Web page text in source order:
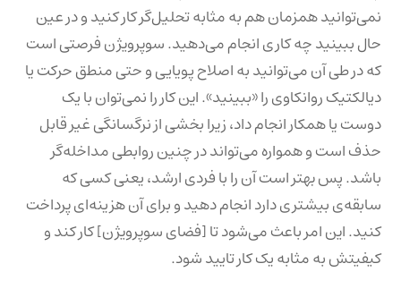
نمی‌توانید همزمان هم به مثابه تحلیل‌گر کار کنید و در عین
حال ببینید چه کاری انجام می‌دهید. سوپرویژن فرصتی است
که در طی آن می‌توانید به اصلاح پویایی و حتی منطق حرکت یا
دیالکتیک روانکاوی را «ببینید». این کار را نمی‌توان با یک
دوست یا همکار انجام داد، زیرا بخشی از نرگسانگی غیر قابل
حذف است و همواره می‌تواند در چنین روابطی مداخله‌گر
باشد. پس بهتر است آن را با فردی ارشد، یعنی کسی که
سابقه‌ی بیشتری دارد انجام دهید و برای آن هزینه‌ای پرداخت
کنید. این امر باعث می‌شود تا [فضای سوپرویژن] کار کند و
کیفیتش به مثابه یک کار تایید شود.